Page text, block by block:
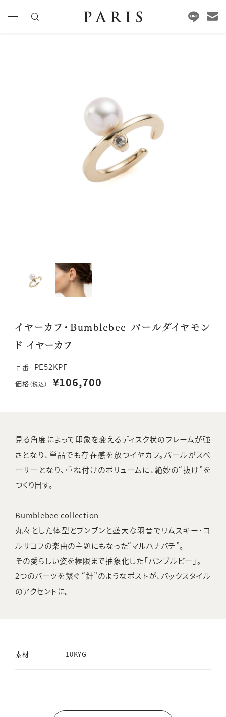
イヤーカフ・Bumblebee パールダイヤモン
ド イヤーカフ
品番 PE52KPF
価格（税込） ¥106,700
見る角度によって印象を変えるディスク状のフレームが強
さとなり、単品でも存在感を放つイヤカフ。パールがスペ
ーサーとなり、重ね付けのボリュームに、絶妙の“抜け”を
つくり出す。
Bumblebee collection
丸々とした体型とブンブンと盛大な羽音でリムスキー・コ
ルサコフの楽曲の主題にもなった“マルハナバチ”。
その愛らしい姿を極限まで抽象化した「バンブルビー」。
2つのパーツを繋ぐ “針”のようなポストが、バックスタイル
のアクセントに。
素材 10KYG